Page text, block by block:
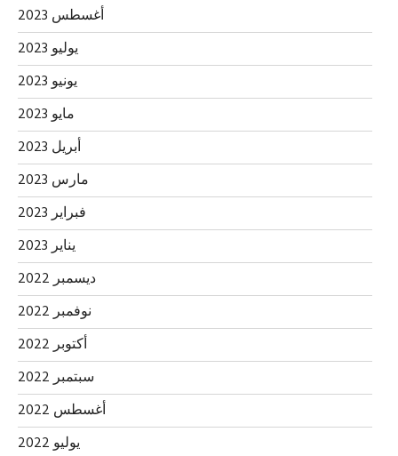
أغسطس 2023
يوليو 2023
يونيو 2023
مايو 2023
أبريل 2023
مارس 2023
فبراير 2023
يناير 2023
ديسمبر 2022
نوفمبر 2022
أكتوبر 2022
سبتمبر 2022
أغسطس 2022
يوليو 2022